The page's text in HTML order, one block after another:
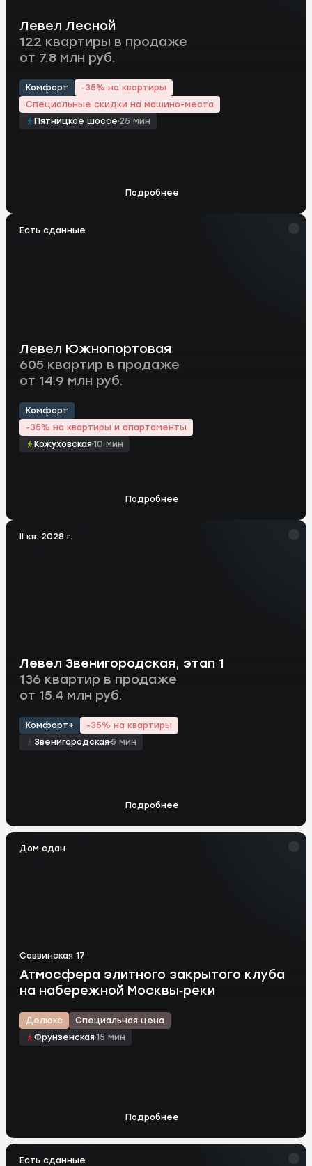
Левел Лесной
122 квартиры в продаже
от 7.8 млн руб.
Комфорт
-35% на квартиры
Специальные скидки на машино-места
Пятницкое шоссе 25 мин
Подробнее
Есть сданные
Левел Южнопортовая
605 квартир в продаже
от 14.9 млн руб.
Комфорт
-35% на квартиры и апартаменты
Кожуховская10 мин
Подробнее
II кв. 2028 г.
Левел Звенигородская, этап 1
136 квартир в продаже
от 15.4 млн руб.
Комфорт+
-35% на квартиры
Звенигородская 5 мин
Подробнее
Дом сдан
Саввинская 17
Атмосфера элитного закрытого клуба
на набережной Москвы‑реки
Делюкс
Специальная цена
Фрунзенская15 мин
Подробнее
Есть сданные